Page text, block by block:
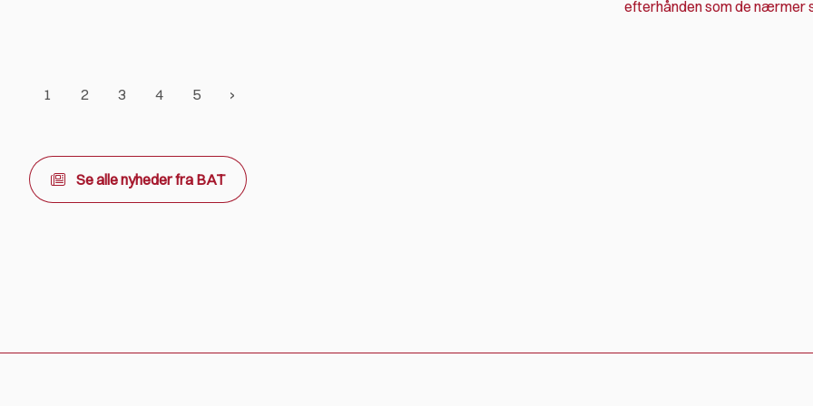
efterhånden som de nærmer
1 2 3 4 5
Se alle nyheder fra BAT